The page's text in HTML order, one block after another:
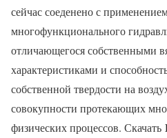
сейчас соеденено с
многофункционального
отличающегося собственными
характеристиками и
собственной твердости на
совокупности протекающих
физических процессов. Скачать